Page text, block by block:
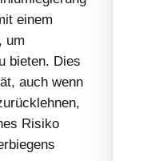
einem
um
bieten. Dies
auch wenn
Risiko